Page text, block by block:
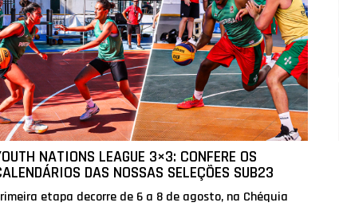
NATIONS LEAGUE 3×3: CONFERE OS
DAS NOSSAS SELEÇÕES SUB23
etapa decorre de 6 a 8 de agosto, na Chéquia